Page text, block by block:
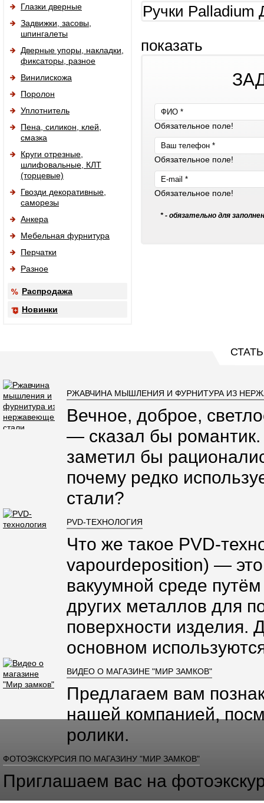
Глазки дверные
Задвижки, засовы,
шпингалеты
Дверные упоры, накладки,
фиксаторы, разное
Винилискожа
Поролон
Уплотнитель
Пена, силикон, клей,
смазка
Круги отрезные,
шлифовальные, КЛТ
(торцевые)
Гвозди декоративные,
саморезы
Анкера
Мебельная фурнитура
Перчатки
Разное
Распродажа
Новинки
Ручки
показать
Обязательное поле!
Обязательное поле!
Обязательное поле!
* - обязательно для
РЖАВЧИНА МЫШЛЕНИЯ И ФУРНИТУРА ИЗ
Вечное, доброе,
— сказал бы
заметил бы
почему редко
стали?
PVD-ТЕХНОЛОГИЯ
Что же такое PVD-
vapourdeposition) —
вакуумной среде
других металлов для
поверхности изделия.
основном
ВИДЕО О МАГАЗИНЕ "МИР ЗАМКОВ"
Предлагаем вам
нашей компанией,
ролики.
ФОТОЭКСКУРСИЯ ПО МАГАЗИНУ "МИР ЗАМКОВ"
Приглашаем вас на